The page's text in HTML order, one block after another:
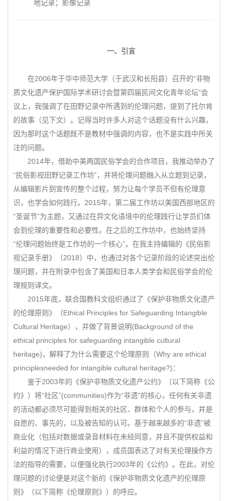
地记录；影像记录
一、引言
在2006年于华中师范大学（于武汉和长阳县）召开的“非物
质文化遗产保护国际学术研讨会暨第四届民间文化青年论坛”会
议上，我强调了在田野记录中所遇到的伦理问题，提到了托尔肯
的故事（见下文）。记得当时许多人对这个话题没有什么兴趣，
因为那时这个话题既不是教材中强调的内容，也不是实践中所关
注的问题。
2014年，借助中美两国民俗学会的合作项目，我推动举办了
“民俗影视田野记录工作坊”，并将伦理问题融入从立题到记录，
从编辑影片到宣传的整个过程，努力让每个学员不但有伦理意
识，也学会如何践行。2015年，第二届工作坊以美国西部地区的
“圣诞节”为主题，又通过在异文化语境中的伦理践行让学员们体
会到伦理的重要性和必要性。在之后的工作坊中，也始终坚持
“伦理问题始终是工作坊的一个核心”。在我主持编辑的《民俗影
视记录手册》（2018）中，也通过对各个记录阶段的论述突出伦
理问题，并在附录中包含了美国和日本人类学会和民俗学会的伦
理规则译文。
2015年底，联合国教科文组织通过了《保护非物质文化遗产
的伦理原则》（Ethical Principles for Safeguarding Intangible
Cultural Heritage），并做了背景说明(Background of the
ethical principles for safeguarding intangible cultural
heritage)，解释了为什么需要这个伦理原则（Why are ethical
principlesneeded for intangible cultural heritage?)：
鉴于2003年的《保护非物质文化遗产公约》（以下简称《公
约》）将“社区”(communities)作为“非遗”的核心，任何有关非遗
的活动都必须尽可能得到相关的社区、群体和个人的参与，并是
自愿的、事先的，以及被告知的认可。基于越来越多的“非遗”被
商业化（包括对数据或录音材料在未经同意，并且不提供权益和
利益的情况下进行商业使用），成员国表达了对有关伦理操作方
法的指导的需要，以便强化执行2003年的《公约》。在此，对伦
理问题的讨论便是对这个新的《保护非物质文化遗产的伦理原
则》（以下简称《伦理原则》）的呼应。